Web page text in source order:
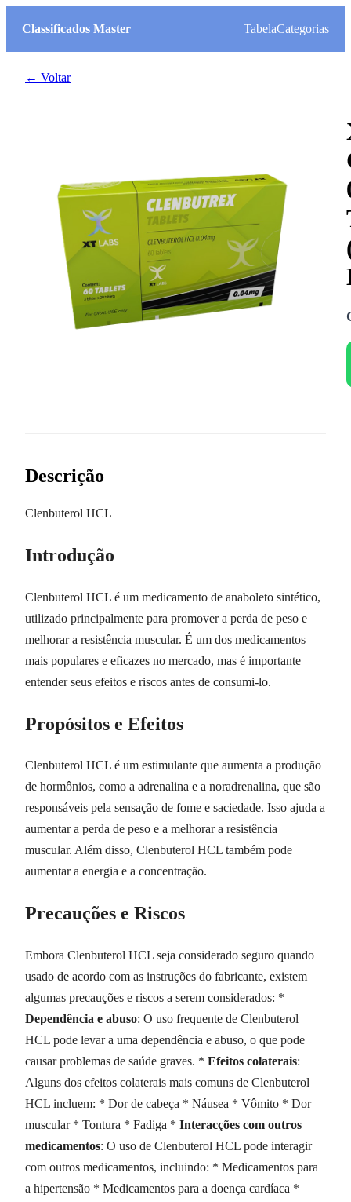
Classificados Master TabelaCategorias
← Voltar
Descrição
Clenbuterol HCL
Introdução
Clenbuterol HCL é um medicamento de anaboleto sintético,
utilizado principalmente para promover a perda de peso e
melhorar a resistência muscular. É um dos medicamentos
mais populares e eficazes no mercado, mas é importante
entender seus efeitos e riscos antes de consumi-lo.
Propósitos e Efeitos
Clenbuterol HCL é um estimulante que aumenta a produção
de hormônios, como a adrenalina e a noradrenalina, que são
responsáveis pela sensação de fome e saciedade. Isso ajuda a
aumentar a perda de peso e a melhorar a resistência
muscular. Além disso, Clenbuterol HCL também pode
aumentar a energia e a concentração.
Precauções e Riscos
Embora Clenbuterol HCL seja considerado seguro quando
usado de acordo com as instruções do fabricante, existem
algumas precauções e riscos a serem considerados: *
Dependência e abuso: O uso frequente de Clenbuterol
HCL pode levar a uma dependência e abuso, o que pode
causar problemas de saúde graves. * Efeitos colaterais:
Alguns dos efeitos colaterais mais comuns de Clenbuterol
HCL incluem: * Dor de cabeça * Náusea * Vômito * Dor
muscular * Tontura * Fadiga * Interacções com outros
medicamentos: O uso de Clenbuterol HCL pode interagir
com outros medicamentos, incluindo: * Medicamentos para
a hipertensão * Medicamentos para a doença cardíaca *